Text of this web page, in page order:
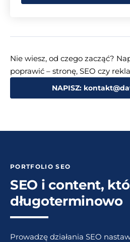
Nie wiesz, od czego zacząć?
poprawić – stronę, SEO czy
NAPISZ:
PORTFOLIO SEO
SEO i content,
długoterminowo
Prowadzę działania SEO